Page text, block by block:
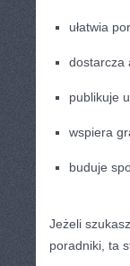
ułatwia
dostarcza
publikuje
wspiera
buduje
Jeżeli
poradniki, ta